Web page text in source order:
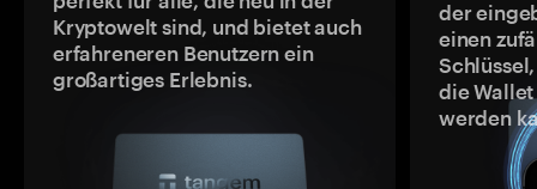
Kryptowelt sind, und bietet auch
erfahreneren Benutzern ein
großartiges Erlebnis.
der
einen
die
werden